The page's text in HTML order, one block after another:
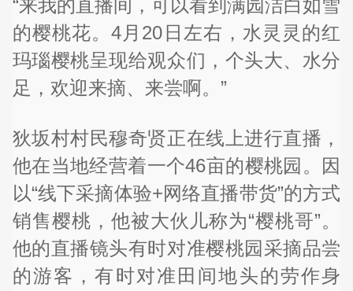
“来我的直播间，可以看到满园洁白如雪
的樱桃花。4月20日左右，水灵灵的红
玛瑙樱桃呈现给观众们，个头大、水分
足，欢迎来摘、来尝啊。”
狄坂村村民穆奇贤正在线上进行直播，
他在当地经营着一个46亩的樱桃园。因
以“线下采摘体验+网络直播带货”的方式
销售樱桃，他被大伙儿称为“樱桃哥”。
他的直播镜头有时对准樱桃园采摘品尝
的游客，有时对准田间地头的劳作身